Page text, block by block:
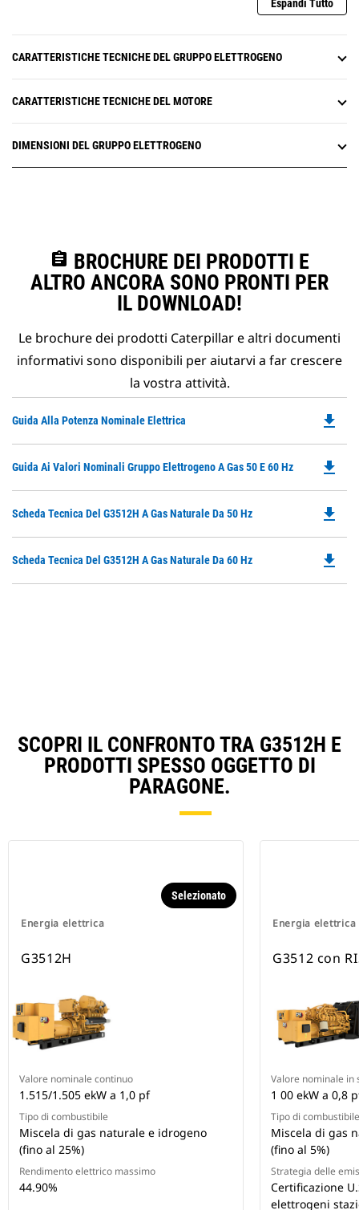
Espandi Tutto
CARATTERISTICHE TECNICHE DEL GRUPPO ELETTROGENO
CARATTERISTICHE TECNICHE DEL MOTORE
DIMENSIONI DEL GRUPPO ELETTROGENO
assignment BROCHURE DEI PRODOTTI E
ALTRO ANCORA SONO PRONTI PER
IL DOWNLOAD!
Le brochure dei prodotti Caterpillar e altri documenti
informativi sono disponibili per aiutarvi a far crescere
la vostra attività.
Guida Alla Potenza Nominale Elettrica
a
file_download
Guida Ai Valori Nominali Gruppo Elettrogeno A Gas 50 E 60 Hz
a
file_download
Scheda Tecnica Del G3512H A Gas Naturale Da 50 Hz
a
file_download
Scheda Tecnica Del G3512H A Gas Naturale Da 60 Hz file_download
SCOPRI IL CONFRONTO TRA G3512H E
PRODOTTI SPESSO OGGETTO DI
PARAGONE.
Energia elettrica
Selezionato
G3512H
Valore nominale continuo
1.515/1.505 ekW a 1,0 pf
Tipo di combustibile
Miscela di gas naturale e idrogeno
(fino al 25%)
Rendimento elettrico massimo
44.90%
Energia elettrica
G3512 con
Valore nominale in
1 00 ekW a 0,8
Tipo di combustibile
Miscela di gas
(fino al 5%)
Strategia delle
Certificazione
elettrogeni